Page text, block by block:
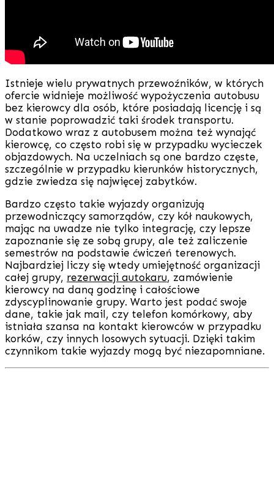
Istnieje wielu prywatnych przewoźników, w których
ofercie widnieje możliwość wypożyczenia autobusu
bez kierowcy dla osób, które posiadają licencję i są
w stanie poprowadzić taki środek transportu.
Dodatkowo wraz z autobusem można też wynająć
kierowcę, co często robi się w przypadku wycieczek
objazdowych. Na uczelniach są one bardzo częste,
szczególnie w przypadku kierunków historycznych,
gdzie zwiedza się najwięcej zabytków.
Bardzo często takie wyjazdy organizują
przewodniczący samorządów, czy kół naukowych,
mając na uwadze nie tylko integrację, czy lepsze
zapoznanie się ze sobą grupy, ale też zaliczenie
semestrów na podstawie ćwiczeń terenowych.
Najbardziej liczy się wtedy umiejętność organizacji
całej grupy, rezerwacji autokaru, zamówienie
kierowcy na daną godzinę i całościowe
zdyscyplinowanie grupy. Warto jest podać swoje
dane, takie jak mail, czy telefon komórkowy, aby
istniała szansa na kontakt kierowców w przypadku
korków, czy innych losowych sytuacji. Dzięki takim
czynnikom takie wyjazdy mogą być niezapomniane.